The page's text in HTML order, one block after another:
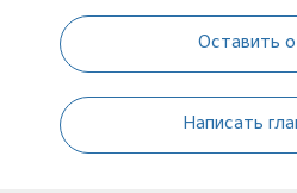
Оставить
Написать